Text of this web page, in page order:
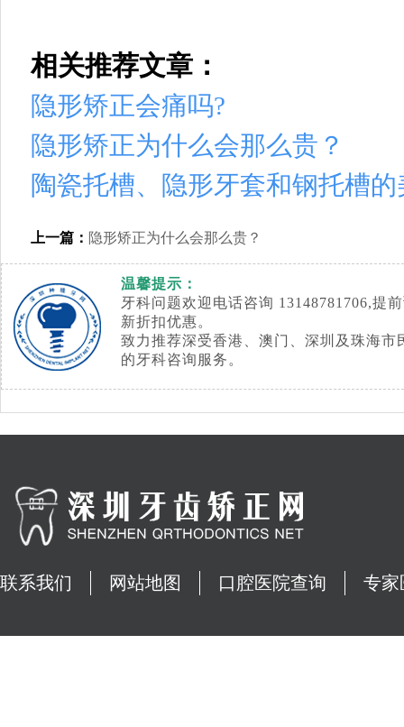
相关推荐文章：
隐形矫正会痛吗?
隐形矫正为什么会那么贵？
陶瓷托槽、隐形牙套和钢托槽
上一篇： 隐形矫正为什么会那么贵？
温馨提示：
牙科问题欢迎电话咨询 13148781706,提
新折扣优惠。
致力推荐深受香港、澳门、深圳及珠海
的牙科咨询服务。
联系我们 网站地图 口腔医院查询 专家